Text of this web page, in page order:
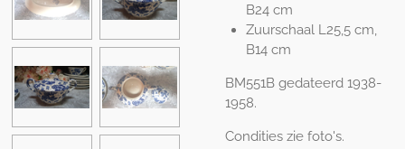
B24 cm
Zuurschaal L25,5 cm,
B14 cm
BM551B gedateerd 1938-
1958.
Condities zie foto's.